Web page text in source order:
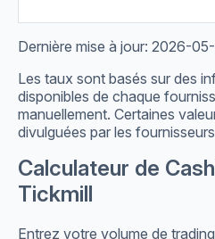
Dernière mise à jour: 2026-
Les taux sont basés sur des
disponibles de chaque
manuellement. Certaines
divulguées par les
Calculateur de
Tickmill
Entrez votre volume de